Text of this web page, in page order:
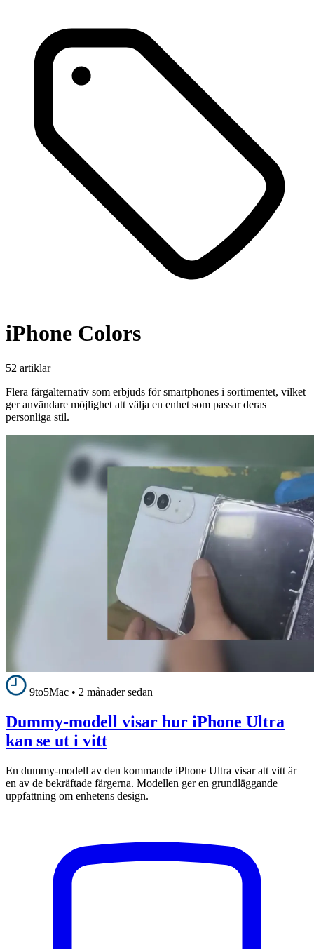
iPhone Colors
52 artiklar
Flera färgalternativ som erbjuds för smartphones i sortimentet, vilket
ger användare möjlighet att välja en enhet som passar deras
personliga stil.
9to5Mac • 2 månader sedan
Dummy-modell visar hur iPhone Ultra
kan se ut i vitt
En dummy-modell av den kommande iPhone Ultra visar att vitt är
en av de bekräftade färgerna. Modellen ger en grundläggande
uppfattning om enhetens design.